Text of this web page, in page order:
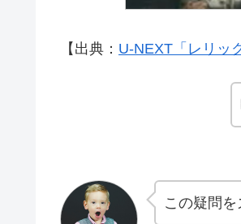
【出典： U-NEXT「レリッ
この疑問を